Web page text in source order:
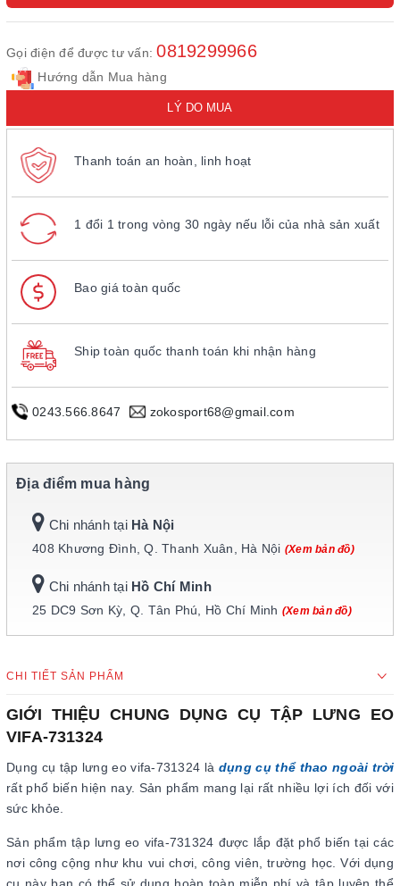
Gọi điện để được tư vấn:0819299966
Hướng dẫn Mua hàng
LÝ DO MUA
Thanh toán an hoàn, linh hoạt
1 đổi 1 trong vòng 30 ngày nếu lỗi của nhà sản xuất
Bao giá toàn quốc
Ship toàn quốc thanh toán khi nhận hàng
0243.566.8647 zokosport68@gmail.com
Địa điểm mua hàng
Chi nhánh tại Hà Nội
408 Khương Đình, Q. Thanh Xuân, Hà Nội (Xem bản đồ)
Chi nhánh tại Hồ Chí Minh
25 DC9 Sơn Kỳ, Q. Tân Phú, Hồ Chí Minh (Xem bản đồ)
CHI TIẾT SẢN PHẨM
GIỚI THIỆU CHUNG DỤNG CỤ TẬP LƯNG EO
VIFA-731324
Dụng cụ tập lưng eo vifa-731324 là dụng cụ thể thao ngoài trời
rất phổ biến hiện nay. Sản phẩm mang lại rất nhiều lợi ích đối với
sức khỏe.
Sản phẩm tập lưng eo vifa-731324 được lắp đặt phổ biến tại các
nơi công cộng như khu vui chơi, công viên, trường học. Với dụng